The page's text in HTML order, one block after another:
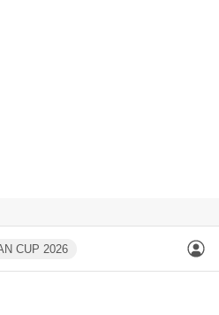
CUP 2026